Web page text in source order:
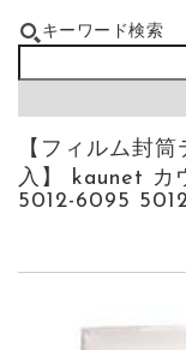
キーワード検索
【フィルム封
入】 kaunet カ
5012-6095